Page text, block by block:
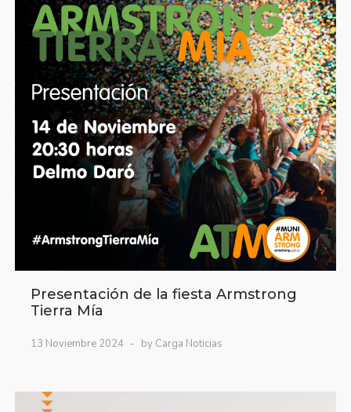
Presentación de la fiesta Armstrong
Tierra Mía
13 Noviembre 2024 by Carga Noticias